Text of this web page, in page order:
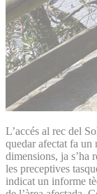
L’accés al rec del
quedar afectat fa un
dimensions, ja s’ha
les preceptives
indicat un informe